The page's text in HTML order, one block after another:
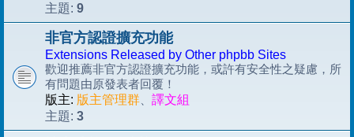
主題: 9
非官方認證擴充功能
Extensions Released by Other phpbb Sites
歡迎推薦非官方認證擴充功能，或許有安全性之疑慮，所
有問題由原發表者回覆！
版主: 版主管理群
譯文組
主題: 3